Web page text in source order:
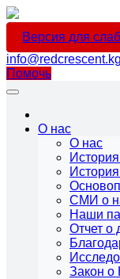
Версия для
info@redcrescent.kg
Помочь
О нас
О нас
СМИ о
Наши
Отчет о
Закон о